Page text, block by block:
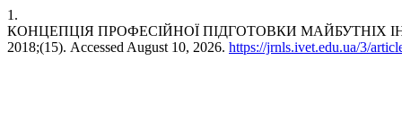
1.
КОНЦЕПЦІЯ ПРОФЕСІЙНОЇ ПІДГОТОВКИ
2018;(15). Accessed August 10, 2026. https://jrnls.ivet.edu.ua/3/